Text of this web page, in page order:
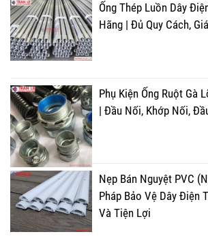
Ống Thép Luồn Dây
Hãng | Đủ Quy Cách,
Phụ Kiện Ống Ruột Gà
| Đầu Nối, Khớp Nối,
Nẹp Bán Nguyệt PVC
Pháp Bảo Vệ Dây Điện
Và Tiện Lợi